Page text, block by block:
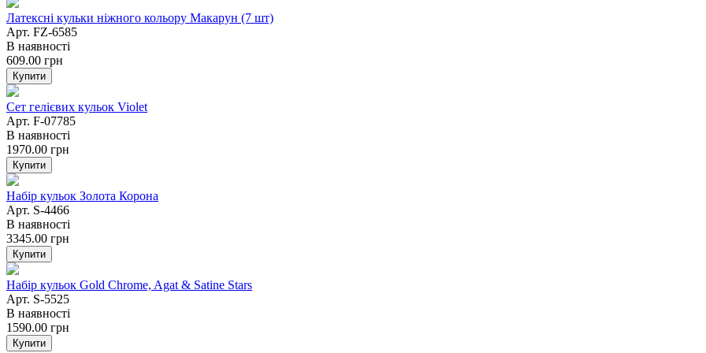
Латексні кульки ніжного кольору Макарун (7 шт)
Арт. FZ-6585
В наявності
609.00 грн
Купити
Сет гелієвих кульок Violet
Арт. F-07785
В наявності
1970.00 грн
Купити
Набір кульок Золота Корона
Арт. S-4466
В наявності
3345.00 грн
Купити
Набір кульок Gold Chrome, Agat & Satine Stars
Арт. S-5525
В наявності
1590.00 грн
Купити